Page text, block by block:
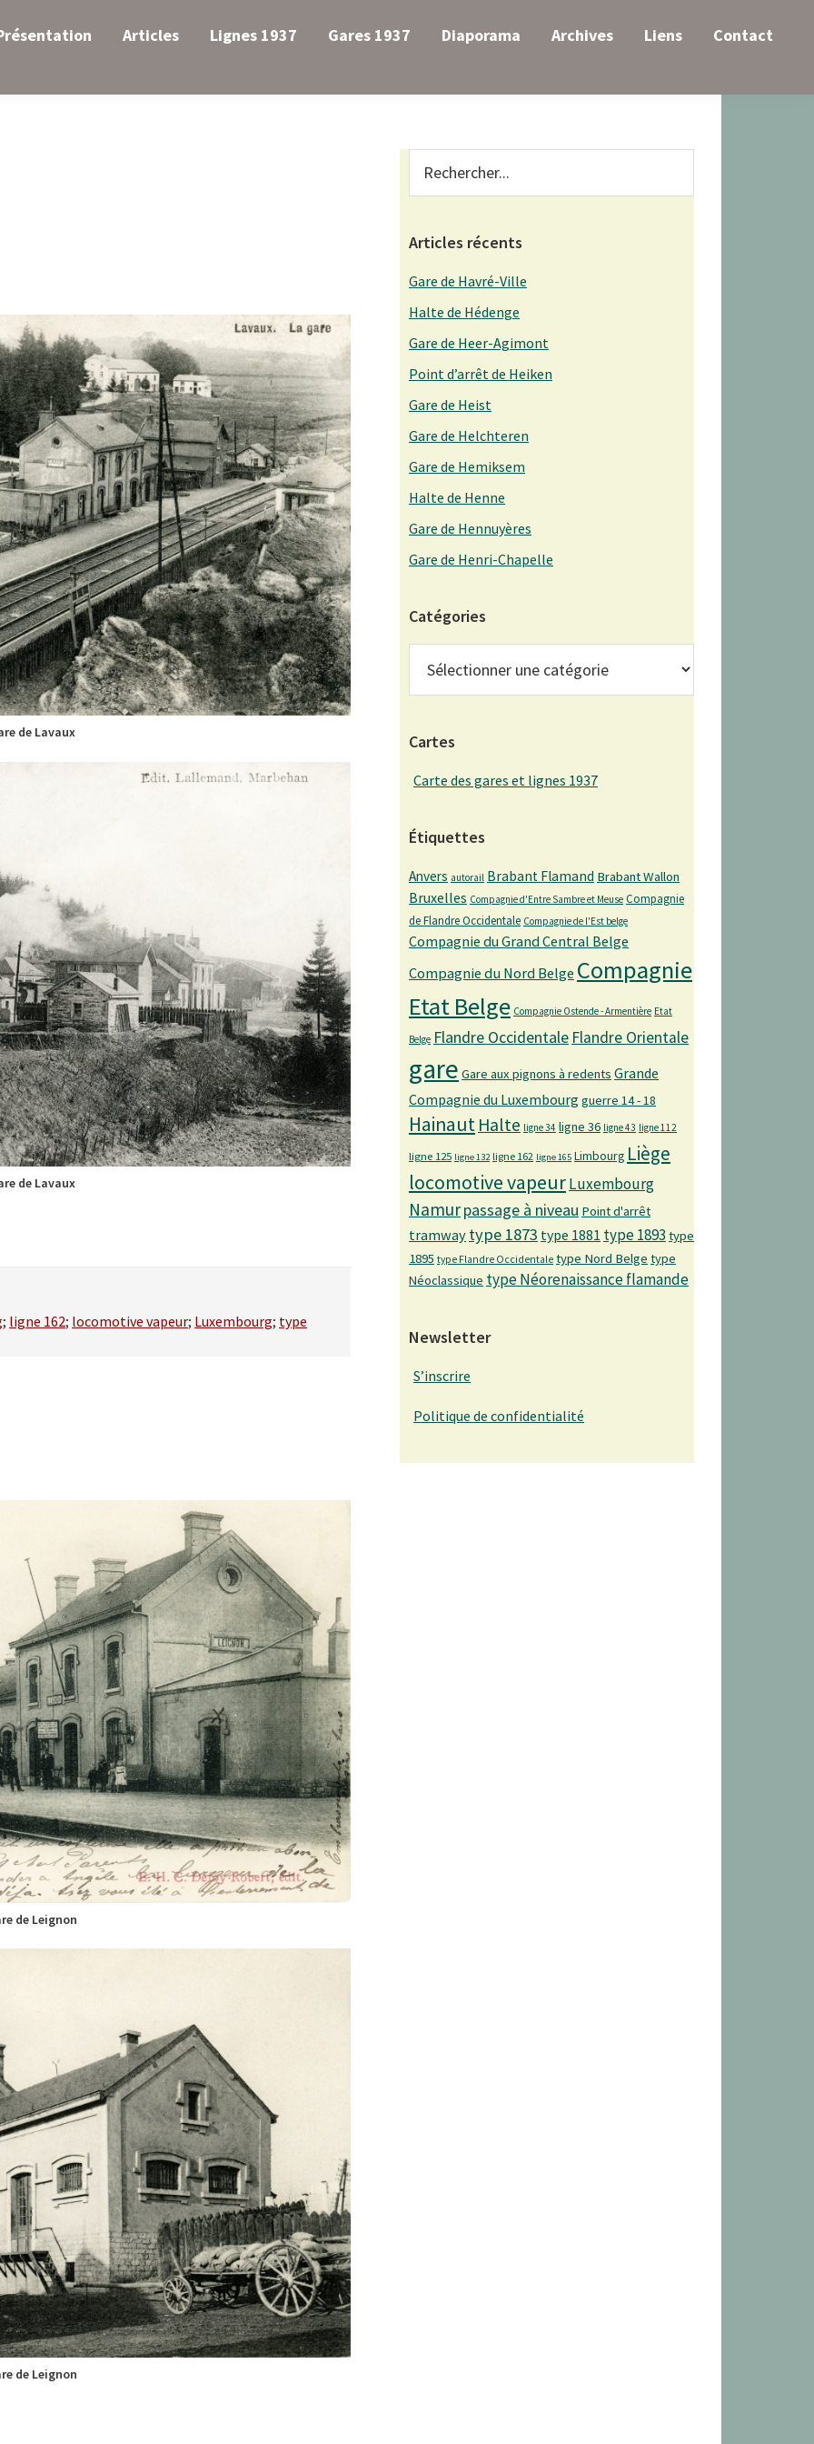
Articles Lignes 1937 Gares 1937 Diaporama Archives Liens Contact
de Lavaux
de Lavaux
; ligne 162; locomotive vapeur; Luxembourg; type
de Leignon
de Leignon
Primary
Sidebar
Articles récents
Gare de Havré-Ville
Halte de Hédenge
Gare de Heer-Agimont
Point d’arrêt de Heiken
Gare de Heist
Gare de Helchteren
Gare de Hemiksem
Halte de Henne
Gare de Hennuyères
Gare de Henri-Chapelle
Catégories
Cartes
Carte des gares et lignes 1937
Étiquettes
Anvers autorail Brabant Flamand Brabant Wallon
Bruxelles Compagnie d'Entre Sambre et Meuse Compagnie
de Flandre Occidentale Compagnie de l'Est belge
Compagnie du Grand Central Belge
Compagnie du Nord Belge Compagnie
Etat Belge Compagnie Ostende - Armentière Etat
Belge Flandre Occidentale Flandre Orientale
gare Gare aux pignons à redents Grande
Compagnie du Luxembourg guerre 14 - 18
Hainaut Halte ligne 34 ligne 36 ligne 43 ligne 112
ligne 125 ligne 132 ligne 162 ligne 165 Limbourg Liège
locomotive vapeurLuxembourg
Namurpassage à niveau Point d'arrêt
tramway type 1873 type 1881 type 1893 type
1895 type Flandre Occidentale type Nord Belge type
Néoclassique type Néorenaissance flamande
Newsletter
S’inscrire
Politique de confidentialité